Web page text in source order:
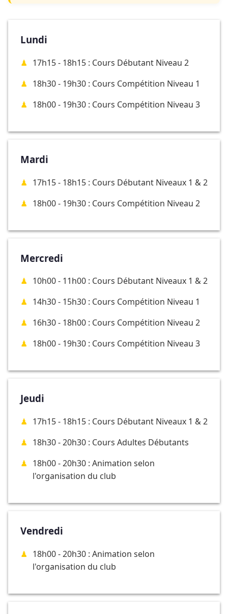
Lundi
17h15 - 18h15 : Cours Débutant Niveau 2
18h30 - 19h30 : Cours Compétition Niveau 1
18h00 - 19h30 : Cours Compétition Niveau 3
Mardi
17h15 - 18h15 : Cours Débutant Niveaux 1 & 2
18h00 - 19h30 : Cours Compétition Niveau 2
Mercredi
10h00 - 11h00 : Cours Débutant Niveaux 1 & 2
14h30 - 15h30 : Cours Compétition Niveau 1
16h30 - 18h00 : Cours Compétition Niveau 2
18h00 - 19h30 : Cours Compétition Niveau 3
Jeudi
17h15 - 18h15 : Cours Débutant Niveaux 1 & 2
18h30 - 20h30 : Cours Adultes Débutants
18h00 - 20h30 : Animation selon
l'organisation du club
Vendredi
18h00 - 20h30 : Animation selon
l'organisation du club